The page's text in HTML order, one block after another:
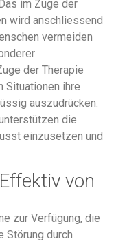
im Zuge der
wird anschliessend
vermeiden
der Therapie
Situationen ihre
auszudrücken.
die
einzusetzen und
von
zur Verfügung, die
Störung durch